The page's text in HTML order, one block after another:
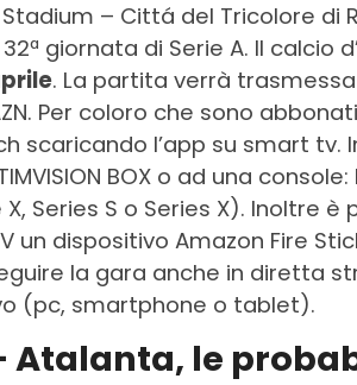
– Cittá del Tricolore di
giornata di Serie A. Il calcio
. La partita verrà
Per coloro che sono
scaricando l’app su smart tv.
BOX o ad una
X, Series S o Series X). Inoltre
un dispositivo Amazon Fire
la gara anche in diretta
(pc, smartphone o tablet).
Atalanta, le